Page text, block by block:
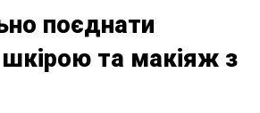
поєднати
та макіяж з